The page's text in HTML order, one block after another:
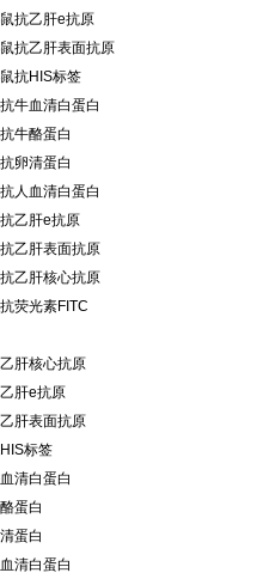
抗乙肝e抗原
抗乙肝表面抗原
抗HIS标签
牛血清白蛋白
牛酪蛋白
卵清蛋白
人血清白蛋白
乙肝e抗原
乙肝表面抗原
乙肝核心抗原
荧光素FITC
肝核心抗原
肝e抗原
肝表面抗原
标签
清白蛋白
蛋白
蛋白
清白蛋白